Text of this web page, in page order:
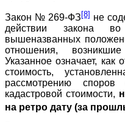
Закон № 269-ФЗ[8]не
действии закона
вышеназванных
отношения,
Указанное означает, как
стоимость,
рассмотрению споров
кадастровой стоимости,
на ретро дату (за